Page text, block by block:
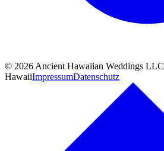
© 2026 Ancient Hawaiian Weddings LLC
HawaiiImpressumDatenschutz